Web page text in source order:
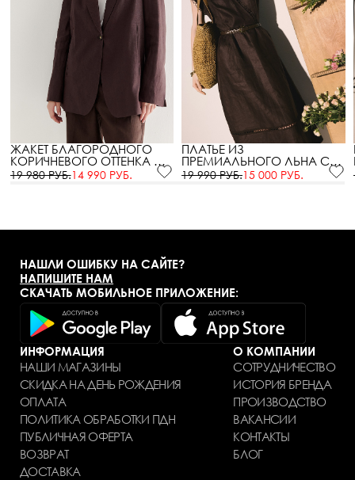
ЖАКЕТ БЛАГОРОДНОГО
КОРИЧНЕВОГО ОТТЕНКА С
ЭФФЕКТОМ AIR WASH
19 980 РУБ.14 990 РУБ.
ПЛАТЬЕ ИЗ
ПРЕМИАЛЬНОГО ЛЬНА C
ТРЕНДОВЫМ ЭФФЕКТОМ
19 990 РУБ.15 000 РУБ.
НАШЛИ ОШИБКУ НА САЙТЕ?
НАПИШИТЕ НАМ
СКАЧАТЬ МОБИЛЬНОЕ ПРИЛОЖЕНИЕ:
ИНФОРМАЦИЯ
НАШИ МАГАЗИНЫ
СКИДКА НА ДЕНЬ РОЖДЕНИЯ
ОПЛАТА
ПОЛИТИКА ОБРАБОТКИ ПДН
ПУБЛИЧНАЯ ОФЕРТА
ВОЗВРАТ
ДОСТАВКА
О КОМПАНИИ
СОТРУДНИЧЕСТВО
ИСТОРИЯ БРЕНДА
ПРОИЗВОДСТВО
ВАКАНСИИ
КОНТАКТЫ
БЛОГ